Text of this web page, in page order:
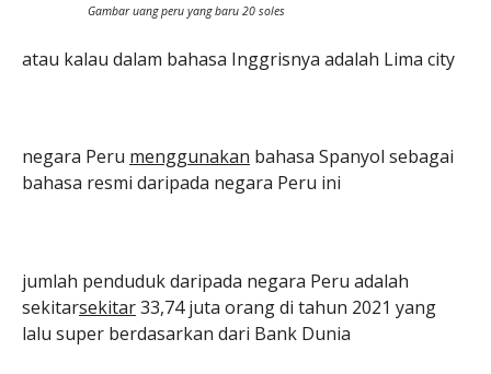
Gambar uang peru yang baru 20 soles
atau kalau dalam bahasa Inggrisnya adalah Lima city
negara Peru menggunakan bahasa Spanyol sebagai
bahasa resmi daripada negara Peru ini
jumlah penduduk daripada negara Peru adalah
sekitarsekitar33,74 juta orang di tahun 2021 yang
lalu super berdasarkan dari Bank Dunia